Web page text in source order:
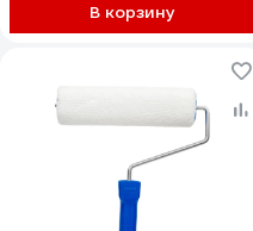
В корзину